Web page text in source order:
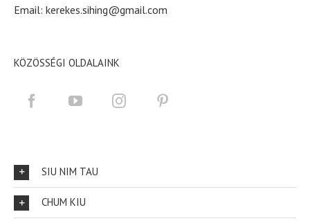
Email: kerekes.sihing@gmail.com
KÖZÖSSÉGI OLDALAINK
SIU NIM TAU
CHUM KIU